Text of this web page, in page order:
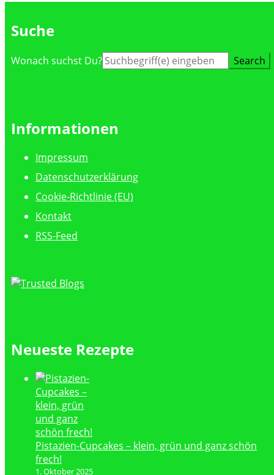
Suche
Suche
Wonach suchst Du?
Informationen
Impressum
Datenschutzerklärung
Cookie-Richtlinie (EU)
Kontakt
RSS-Feed
Neueste Rezepte
Pistazien-Cupcakes – klein, grün und ganz schön
frech!
1. Oktober 2025